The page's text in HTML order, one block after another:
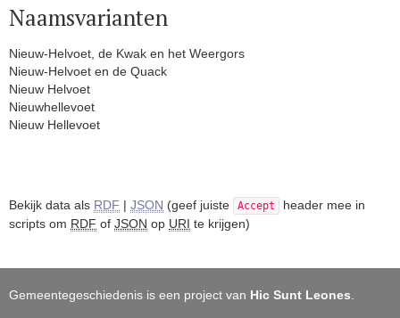
Naamsvarianten
Nieuw-Helvoet, de Kwak en het Weergors
Nieuw-Helvoet en de Quack
Nieuw Helvoet
Nieuwhellevoet
Nieuw Hellevoet
Bekijk data als RDF | JSON (geef juiste Accept
header mee in
scripts om RDF of JSON op URI te krijgen)
Gemeentegeschiedenis is een project van Hic Sunt Leones